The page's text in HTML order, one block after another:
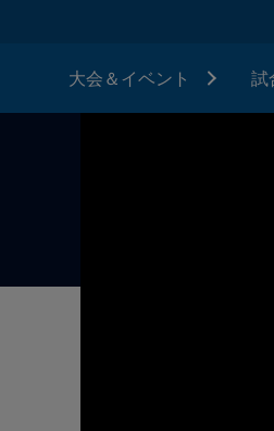
大会＆イベント 試